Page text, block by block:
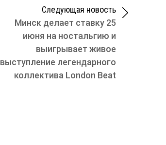
Следующая новость
Минск делает ставку 25
июня на ностальгию и
выигрывает живое
выступление легендарного
коллектива London Beat